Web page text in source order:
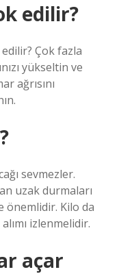
edilir?
Çok fazla
yükseltin ve
ağrısını
sevmezler.
uzak durmaları
önemlidir. Kilo da
izlenmelidir.
açar